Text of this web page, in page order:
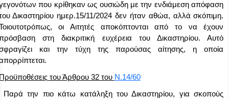
που κρίθηκαν ως ουσιώδη με την ενδιάμεση απόφαση
Δικαστηρίου ημερ.15/11/2024 δεν ήταν αθώα, αλλά σκόπιμη.
οι Αιτητές αποκόπτονται από το να έχουν
στη διακριτική ευχέρεια του Δικαστηρίου. Αυτό
και την τύχη της παρούσας αίτησης, η οποία
του Άρθρου 32 του Ν.14/60
Παρά την πιο κάτω κατάληξη του Δικαστηρίου, για σκοπούς